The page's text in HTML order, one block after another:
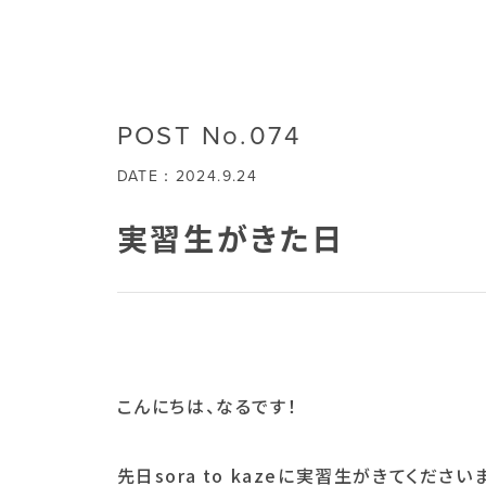
POST No.074
DATE：2024.9.24
実習生がきた日
こんにちは、なるです！
先日sora to kazeに実習生がきてください